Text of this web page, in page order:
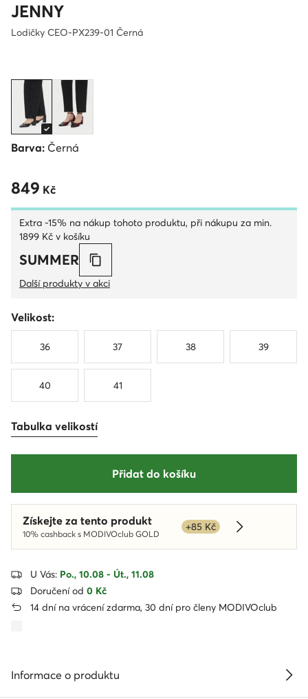
JENNY
Lodičky CEO-PX239-01 Černá
Barva: Černá
849 Kč
849 Kč
Extra -15% na nákup tohoto produktu, při nákupu za min.
1899 Kč v košíku
SUMMER
Další produkty v akci
Velikost:
36 37 38 39
40 41
Tabulka velikostí
Přidat do košíku
Získejte za tento produkt
10% cashback s MODIVOclub GOLD
+85 Kč
Dowiedz się
U Vás: Po., 10.08 - Út., 11.08
Doručení od 0 Kč
14 dní na vrácení zdarma, 30 dní pro členy MODIVOclub
Informace o produktu